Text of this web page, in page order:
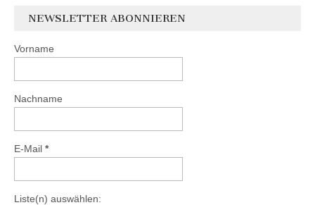
NEWSLETTER ABONNIEREN
Vorname
Nachname
E-Mail *
Liste(n) auswählen: